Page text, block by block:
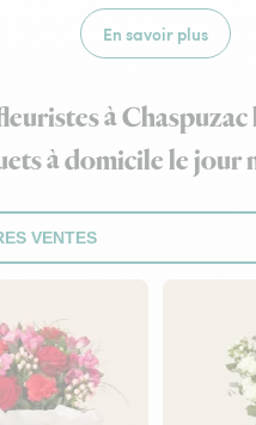
En savoir plus
à
à domicile le jour